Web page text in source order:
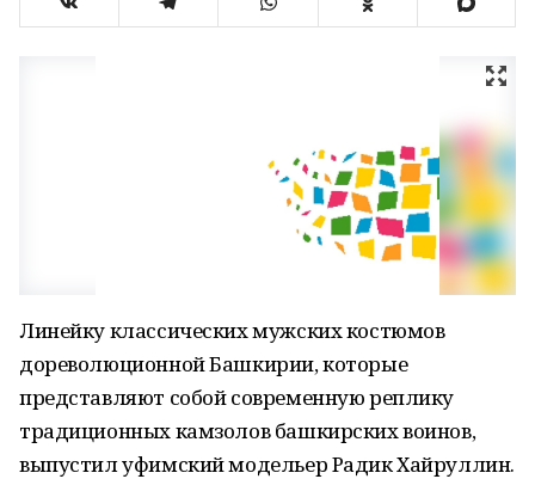
Линейку классических мужских костюмов
дореволюционной Башкирии, которые
представляют собой современную реплику
традиционных камзолов башкирских воинов,
выпустил уфимский модельер Радик Хайруллин.